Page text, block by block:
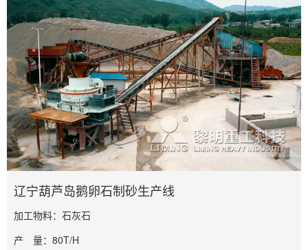
辽宁葫芦岛鹅卵石制砂生产线
加工物料：石灰石
产 量：80T/H